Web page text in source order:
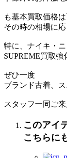
も基本買取価格
その時の相場に
特に、ナイキ・
SUPREME買取強
ぜひ一度
ブランド古着、
スタッフ一同ご
このアイ
こちらに